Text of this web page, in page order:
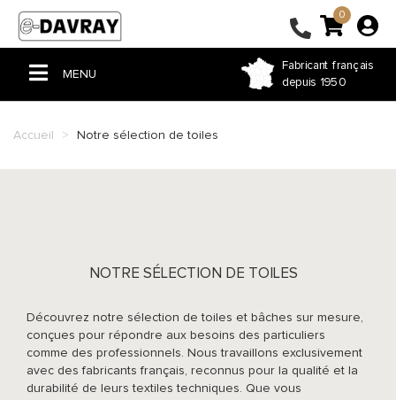
Fabricant français
depuis 1950
0
MENU
COUSSIN ET RIDEAU
HOUSSE ET SAC SUR-MESURE
Accueil Notre sélection de toiles
NOTRE SÉLECTION DE TOILES
Découvrez notre sélection de toiles et bâches sur mesure,
conçues pour répondre aux besoins des particuliers
comme des professionnels. Nous travaillons exclusivement
avec des fabricants français, reconnus pour la qualité et la
durabilité de leurs textiles techniques. Que vous